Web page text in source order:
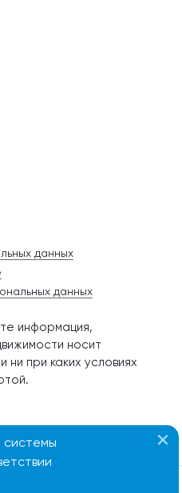
данных
данных
информация,
носит
при каких условиях
системы